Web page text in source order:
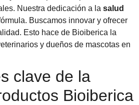
Nuestra dedicación a la salud
Buscamos innovar y ofrecer
Esto hace de Bioiberica la
y dueños de mascotas en
clave de la
Bioiberica